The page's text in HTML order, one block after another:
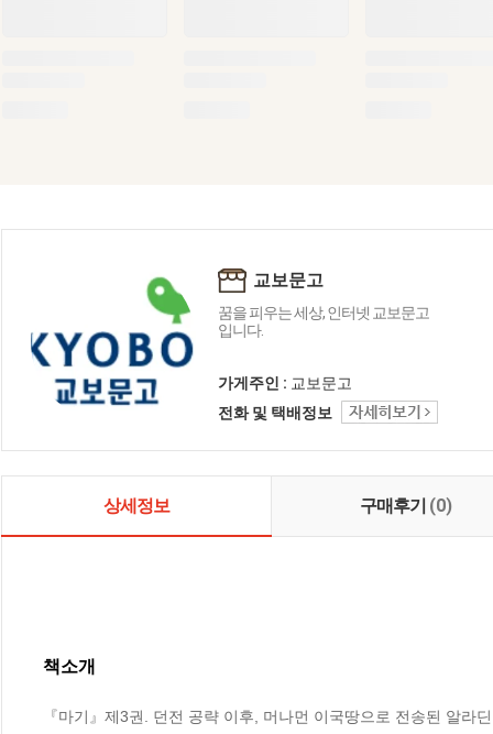
교보문고
꿈을 피우는 세상, 인터넷 교보문고
입니다.
가게주인 : 교보문고
전화 및 택배정보
상세정보 구매후기 (0)
책소개
『마기』제3권. 던전 공략 이후, 머나먼 이국땅으로 전송된 알